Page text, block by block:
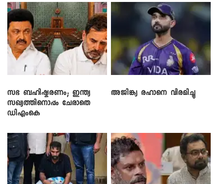
സഭ ബഹിഷ്കരണം; ഇന്ത്യ
സഖ്യത്തിനൊപ്പം ചേരാതെ
ഡിഎംകെ
അജിങ്ക്യ രഹാനെ വിരമിച്ചു